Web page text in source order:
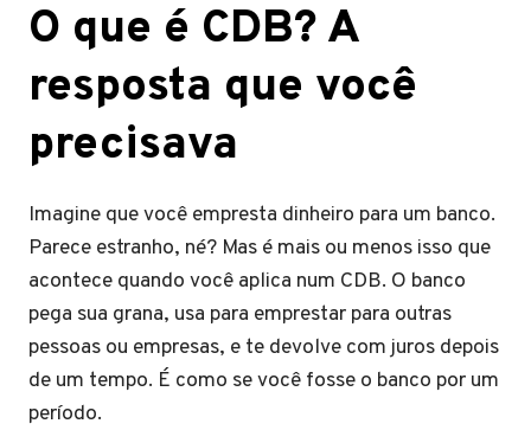
​O que é CDB? A
resposta que você
precisava
Imagine que você empresta dinheiro para um banco.
Parece estranho, né? Mas é mais ou menos isso que
acontece quando você aplica num CDB. O banco
pega sua grana, usa para emprestar para outras
pessoas ou empresas, e te devolve com juros depois
de um tempo. É como se você fosse o banco por um
período.